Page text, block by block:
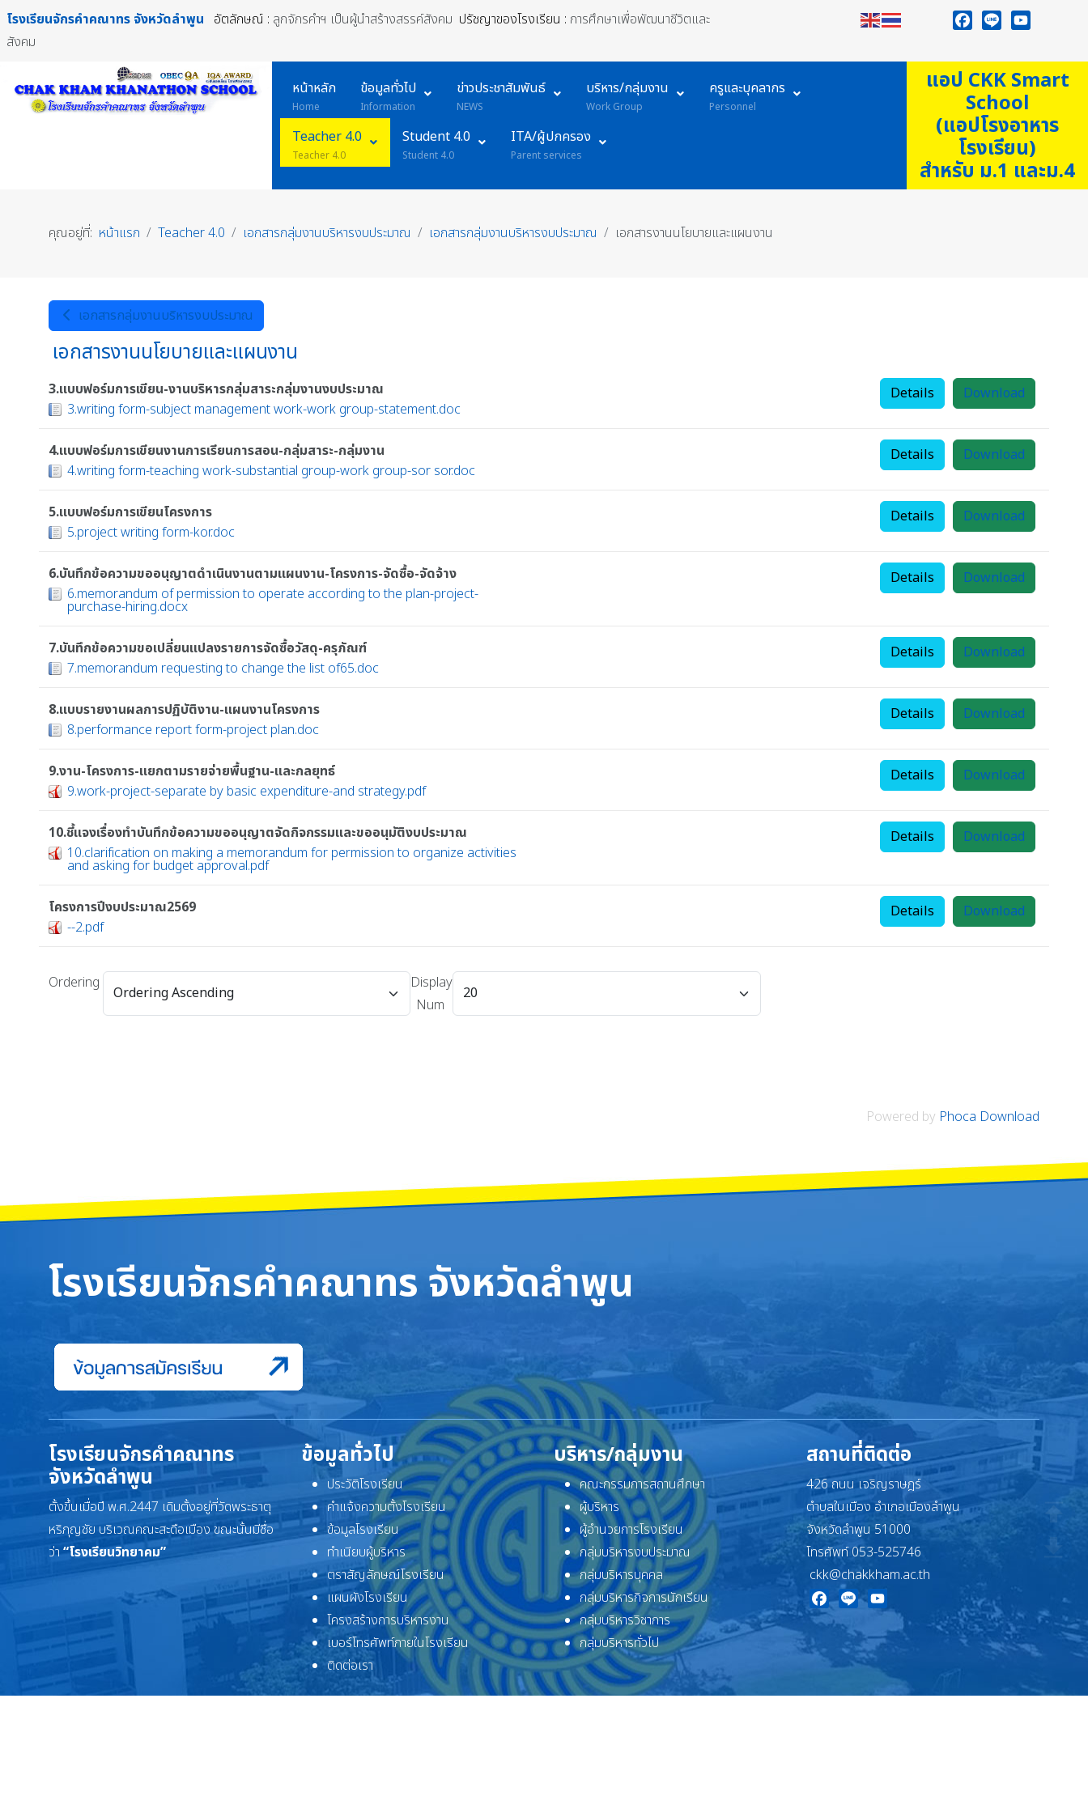
โรงเรียนจักรคำคณาทร จังหวัดลำพูน อัตลักษณ์ : ลูกจักรคำฯ เป็นผู้นำสร้างสรรค์สังคม ปรัชญาของโรงเรียน : การศึกษาเพื่อพัฒนาชีวิตและ
สังคม
หน้าหลัก
Home
ข้อมูลทั่วไป
Information
ข่าวประชาสัมพันธ์
NEWS
บริหาร/กลุ่มงาน
Work Group
ครูและบุคลากร
Personnel
Teacher 4.0
Teacher 4.0
Student 4.0
Student 4.0
ITA/ผู้ปกครอง
Parent services
แอป CKK Smart
School
(แอปโรงอาหาร
โรงเรียน)
สำหรับ ม.1 และม.4
คุณอยู่ที่: หน้าแรก Teacher 4.0 เอกสารกลุ่มงานบริหารงบประมาณ เอกสารกลุ่มงานบริหารงบประมาณ เอกสารงานนโยบายและแผนงาน
เอกสารกลุ่มงานบริหารงบประมาณ
เอกสารงานนโยบายและแผนงาน
3.แบบฟอร์มการเขียน-งานบริหารกลุ่มสาระกลุ่มงานงบประมาณ
3.writing form-subject management work-work group-statement.doc
Download
Details
4.แบบฟอร์มการเขียนงานการเรียนการสอน-กลุ่มสาระ-กลุ่มงาน
4.writing form-teaching work-substantial group-work group-sor sor.doc
Download
Details
5.แบบฟอร์มการเขียนโครงการ
5.project writing form-kor.doc
Download
Details
6.บันทึกข้อความขออนุญาตดำเนินงานตามแผนงาน-โครงการ-จัดซื้อ-จัดจ้าง
6.memorandum of permission to operate according to the plan-project-
purchase-hiring.docx
Download
Details
7.บันทึกข้อความขอเปลี่ยนแปลงรายการจัดซื้อวัสดุ-ครุภัณฑ์
7.memorandum requesting to change the list of65.doc
Download
Details
8.แบบรายงานผลการปฏิบัติงาน-แผนงานโครงการ
8.performance report form-project plan.doc
Download
Details
9.งาน-โครงการ-แยกตามรายจ่ายพื้นฐาน-และกลยุทธ์
9.work-project-separate by basic expenditure-and strategy.pdf
Download
Details
10.ชี้แจงเรื่องทำบันทึกข้อความขออนุญาตจัดกิจกรรมและขออนุมัติงบประมาณ
10.clarification on making a memorandum for permission to organize activities
and asking for budget approval.pdf
Download
Details
โครงการปีงบประมาณ2569
--2.pdf
Download
Details
Ordering
Display
Num
Powered by Phoca Download
โรงเรียนจักรคำคณาทร จังหวัดลำพูน
โรงเรียนจักรคำคณาทร
จังหวัดลำพูน
ตั้งขึ้นเมื่อปี พ.ศ.2447 เดิมตั้งอยู่ที่วัดพระธาตุ
หริภุญชัย บริเวณคณะสะดือเมือง ขณะนั้นมีชื่อ
ว่า“โรงเรียนวิทยาคม”
ข้อมูลทั่วไป
ประวัติโรงเรียน
คำแจ้งความตั้งโรงเรียน
ข้อมูลโรงเรียน
ทำเนียบผู้บริหาร
ตราสัญลักษณ์โรงเรียน
แผนผังโรงเรียน
โครงสร้างการบริหารงาน
เบอร์โทรศัพท์ภายในโรงเรียน
ติดต่อเรา
บริหาร/กลุ่มงาน
คณะกรรมการสถานศึกษา
ผู้บริหาร
ผู้อำนวยการโรงเรียน
กลุ่มบริหารงบประมาณ
กลุ่มบริหารบุคคล
กลุ่มบริหารกิจการนักเรียน
กลุ่มบริหารวิชาการ
กลุ่มบริหารทั่วไป
สถานที่ติดต่อ
426 ถนน เจริญราษฎร์
ตำบลในเมือง อำเภอเมืองลำพูน
จังหวัดลำพูน 51000
โทรศัพท์ 053-525746
ckk@chakkham.ac.th
Facebook YouTube